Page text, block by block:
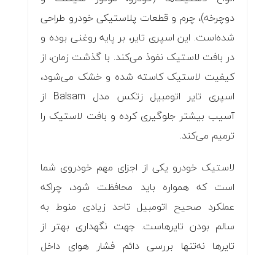
دوچرخه)، چرم و قطعات پلاستیکی خودرو طراحی
شده‌است. این اسپری تایر، بر پایه روغنی بوده و
در بافت لاستیک نفوذ می‌کند. با گذشت زمان، از
کیفیت لاستیک کاسته شده و خشک می‌شود،
اسپری تایر اتومبیل زتکس مدل Balsam از
آسیب بیشتر جلوگیری کرده و بافت لاستیک را
ترمیم می‌کند.
لاستیک خودرو یکی از اجزای مهم خودروی شما
است که همواره باید محافظت شود، چراکه
عملکرد صحیح اتومبیل تاحد زیادی منوط به
سالم بودن تایرهاست. جهت نگهداری بهتر از
تایرها نه‌تنها بررسی دائم فشار هوای داخل